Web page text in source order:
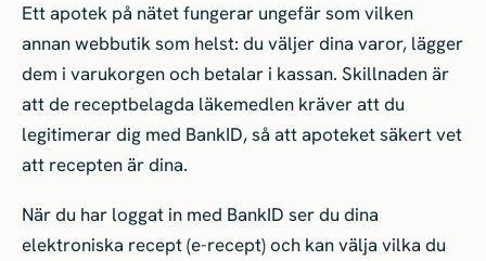
Ett apotek på nätet fungerar ungefär som vilken
annan webbutik som helst: du väljer dina varor, lägger
dem i varukorgen och betalar i kassan. Skillnaden är
att de receptbelagda läkemedlen kräver att du
legitimerar dig med BankID, så att apoteket säkert vet
att recepten är dina.
När du har loggat in med BankID ser du dina
elektroniska recept (e-recept) och kan välja vilka du